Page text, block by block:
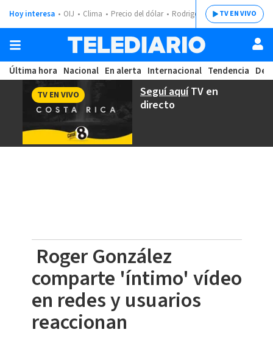
Hoy interesa OIJ Clima Precio del dólar Rodrigo ChavesTV EN VIVO
Última hora Nacional En alerta Internacional Tendencia
Seguí aquíTV en
directo
TV EN VIVO
Roger González
comparte 'íntimo' vídeo
en redes y usuarios
reaccionan